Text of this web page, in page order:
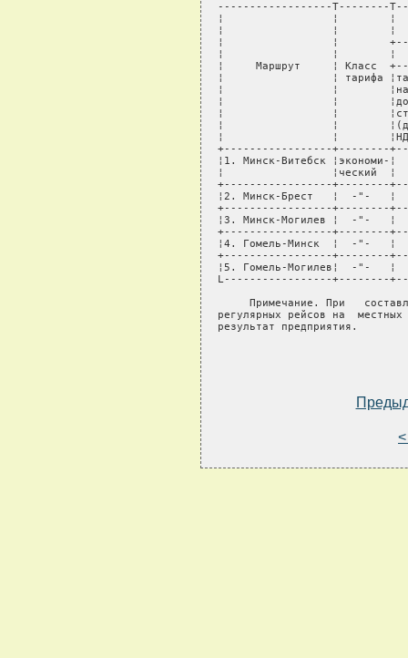
------------------T--------
¦                 ¦        ¦
¦                 ¦        ¦
¦                 ¦
¦                 ¦        ¦   OW
¦     Маршрут     ¦ Класс
¦                 ¦ тарифа
¦                 ¦
¦                 ¦
¦                 ¦
¦                 ¦
¦                 ¦
+-----------------+--------
¦1. Минск-Витебск ¦экономи-¦
¦                 ¦ческий
+-----------------+--------
¦2. Минск-Брест   ¦  -"-   ¦
+-----------------+--------
¦3. Минск-Могилев ¦  -"-   ¦
+-----------------+--------
¦4. Гомель-Минск  ¦  -"-   ¦
+-----------------+--------
¦5. Гомель-Могилев¦  -"-   ¦
L-----------------+--------
Примечание. При
регулярных рейсов на
результат предприятия.